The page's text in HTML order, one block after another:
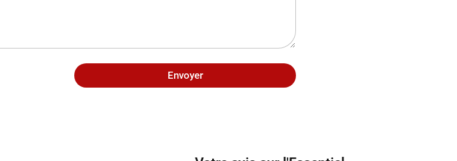
Envoyer